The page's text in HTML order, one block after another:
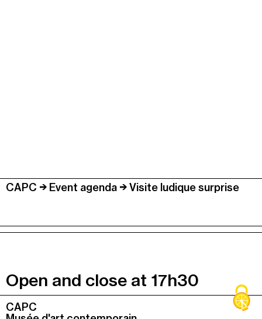
CAPC Event agenda Visite ludique surprise
Open and close at 17h30
Colonne
CAPC